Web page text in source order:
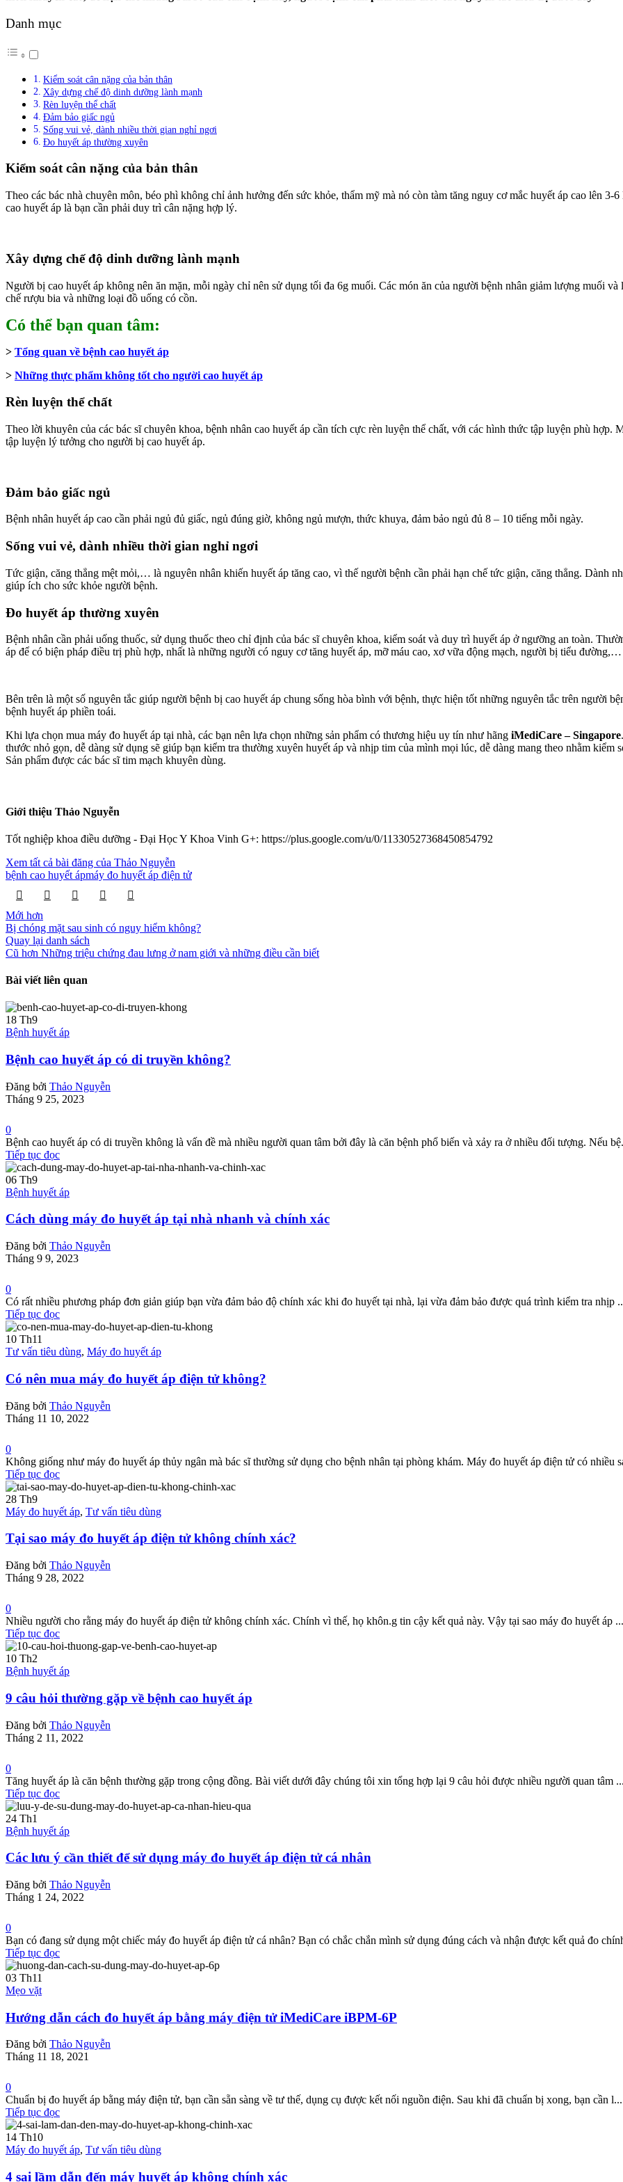
Danh mục
Kiểm soát cân nặng của bản thân
Xây dựng chế độ dinh dưỡng lành mạnh
Rèn luyện thể chất
Đảm bảo giấc ngủ
Sống vui vẻ, dành nhiều thời gian nghỉ ngơi
Đo huyết áp thường xuyên
Kiểm soát cân nặng của bản thân
Theo các bác nhà chuyên môn, béo phì không chỉ ảnh hưởng đến sức khỏe, thẩm mỹ mà nó còn tàm tăng nguy cơ mắc huyết áp cao lên
cao huyết áp là bạn cần phải duy trì cân nặng hợp lý.
Xây dựng chế độ dinh dưỡng lành mạnh
Người bị cao huyết áp không nên ăn mặn, mỗi ngày chỉ nên sử dụng tối đa 6g muối. Các món ăn của người bệnh nhân giảm lượng muối
chế rượu bia và những loại đồ uống có cồn.
Có thể bạn quan tâm:
> Tổng quan về bệnh cao huyết áp
> Những thực phẩm không tốt cho người cao huyết áp
Rèn luyện thể chất
Theo lời khuyên của các bác sĩ chuyên khoa, bệnh nhân cao huyết áp cần tích cực rèn luyện thể chất, với các hình thức tập luyện phù
tập luyện lý tưởng cho người bị cao huyết áp.
Đảm bảo giấc ngủ
Bệnh nhân huyết áp cao cần phải ngủ đủ giấc, ngủ đúng giờ, không ngủ mượn, thức khuya, đảm bảo ngủ đủ 8 – 10 tiếng mỗi ngày.
Sống vui vẻ, dành nhiều thời gian nghỉ ngơi
Tức giận, căng thẳng mệt mỏi,… là nguyên nhân khiến huyết áp tăng cao, vì thế người bệnh cần phải hạn chế tức giận, căng thẳng. Dành
giúp ích cho sức khỏe người bệnh.
Đo huyết áp thường xuyên
Bệnh nhân cần phải uống thuốc, sử dụng thuốc theo chỉ định của bác sĩ chuyên khoa, kiểm soát và duy trì huyết áp ở ngưỡng an toàn.
áp để có biện pháp điều trị phù hợp, nhất là những người có nguy cơ tăng huyết áp, mỡ máu cao, xơ vữa động mạch, người bị tiểu đường,…
Bên trên là một số nguyên tắc giúp người bệnh bị cao huyết áp chung sống hòa bình với bệnh, thực hiện tốt những nguyên tắc trên người
bệnh huyết áp phiền toái.
Khi lựa chọn mua máy đo huyết áp tại nhà, các bạn nên lựa chọn những sản phẩm có thương hiệu uy tín như hãng iMediCare – Singapore.
thước nhỏ gọn, dễ dàng sử dụng sẽ giúp bạn kiểm tra thường xuyên huyết áp và nhịp tim của mình mọi lúc, dễ dàng mang theo nhằm kiểm
Sản phẩm được các bác sĩ tim mạch khuyên dùng.
Giới thiệu Thảo Nguyễn
Tốt nghiệp khoa điều dưỡng - Đại Học Y Khoa Vinh G+: https://plus.google.com/u/0/11330527368450854792
Xem tất cả bài đăng của Thảo Nguyễn
bệnh cao huyết ápmáy đo huyết áp điện tử
Mới hơn
Bị chóng mặt sau sinh có nguy hiểm không?
Quay lại danh sách
Cũ hơn Những triệu chứng đau lưng ở nam giới và những điều cần biết
Bài viết liên quan
18 Th9
Bệnh huyết áp
Bệnh cao huyết áp có di truyền không?
Đăng bởi Thảo Nguyễn
Tháng 9 25, 2023
0
Bệnh cao huyết áp có di truyền không là vấn đề mà nhiều người quan tâm bởi đây là căn bệnh phổ biến và xảy ra ở nhiều đối tượng. Nếu
Tiếp tục đọc
06 Th9
Bệnh huyết áp
Cách dùng máy đo huyết áp tại nhà nhanh và chính xác
Đăng bởi Thảo Nguyễn
Tháng 9 9, 2023
0
Có rất nhiều phương pháp đơn giản giúp bạn vừa đảm bảo độ chính xác khi đo huyết tại nhà, lại vừa đảm bảo được quá trình kiểm tra nhịp
Tiếp tục đọc
10 Th11
Tư vấn tiêu dùng, Máy đo huyết áp
Có nên mua máy đo huyết áp điện tử không?
Đăng bởi Thảo Nguyễn
Tháng 11 10, 2022
0
Không giống như máy đo huyết áp thủy ngân mà bác sĩ thường sử dụng cho bệnh nhân tại phòng khám. Máy đo huyết áp điện tử có nhiều
Tiếp tục đọc
28 Th9
Máy đo huyết áp, Tư vấn tiêu dùng
Tại sao máy đo huyết áp điện tử không chính xác?
Đăng bởi Thảo Nguyễn
Tháng 9 28, 2022
0
Nhiều người cho rằng máy đo huyết áp điện tử không chính xác. Chính vì thế, họ khôn.g tin cậy kết quả này. Vậy tại sao máy đo huyết áp ...
Tiếp tục đọc
10 Th2
Bệnh huyết áp
9 câu hỏi thường gặp về bệnh cao huyết áp
Đăng bởi Thảo Nguyễn
Tháng 2 11, 2022
0
Tăng huyết áp là căn bệnh thường gặp trong cộng đồng. Bài viết dưới đây chúng tôi xin tổng hợp lại 9 câu hỏi được nhiều người quan tâm ...
Tiếp tục đọc
24 Th1
Bệnh huyết áp
Các lưu ý cần thiết để sử dụng máy đo huyết áp điện tử cá nhân
Đăng bởi Thảo Nguyễn
Tháng 1 24, 2022
0
Bạn có đang sử dụng một chiếc máy đo huyết áp điện tử cá nhân? Bạn có chắc chắn mình sử dụng đúng cách và nhận được kết quả đo
Tiếp tục đọc
03 Th11
Mẹo vặt
Hướng dẫn cách đo huyết áp bằng máy điện tử iMediCare iBPM-6P
Đăng bởi Thảo Nguyễn
Tháng 11 18, 2021
0
Chuẩn bị đo huyết áp bằng máy điện tử, bạn cần sẵn sàng về tư thế, dụng cụ được kết nối nguồn điện. Sau khi đã chuẩn bị xong, bạn cần l...
Tiếp tục đọc
14 Th10
Máy đo huyết áp, Tư vấn tiêu dùng
4 sai lầm dẫn đến máy huyết áp không chính xác